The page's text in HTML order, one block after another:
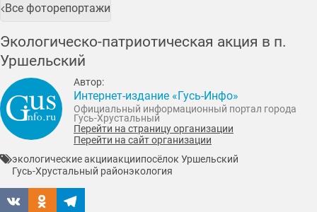
Все фоторепортажи
Экологическо-патриотическая акция в п.
Уршельский
Автор:
Интернет-издание «Гусь-Инфо»
Официальный информационный портал города
Гусь-Хрустальный
Перейти на страницу организации
Перейти на сайт организации
экологические акцииакциипосёлок Уршельский
Гусь-Хрустальный районэкология